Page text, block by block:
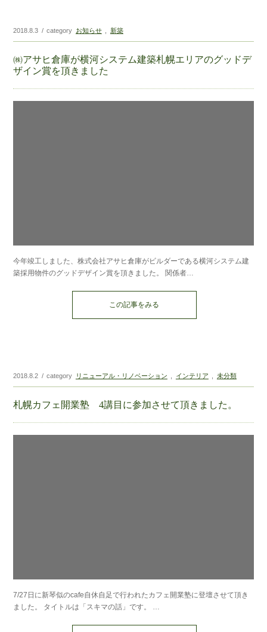
2018.8.3 category お知らせ 新築
㈱アサヒ倉庫が横河システム建築札幌エリアのグッドデ
ザイン賞を頂きました
今年竣工しました、株式会社アサヒ倉庫がビルダーである横河システム建
築採用物件のグッドデザイン賞を頂きました。 関係者…
この記事をみる
2018.8.2 category リニューアル・リノベーション インテリア 未分類
札幌カフェ開業塾 4講目に参加させて頂きました。
7/27日に新琴似のcafe自休自足で行われたカフェ開業塾に登壇させて頂き
ました。 タイトルは「スキマの話」です。 …